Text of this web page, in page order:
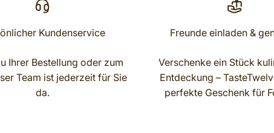
Kundenservice
Ihrer Bestellung oder zum
Team ist jederzeit für Sie
da.
Freunde einladen &
Verschenke ein Stück
Entdeckung –
perfekte Geschenk für